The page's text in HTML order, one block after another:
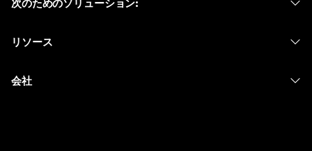
Meetings
次のためのソリューション:
リソース
会社